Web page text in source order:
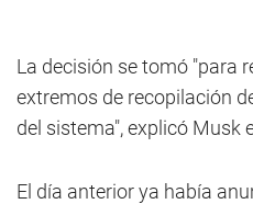
La decisión se tomó "para
extremos de recopilación
del sistema", explicó Musk
El día anterior ya había